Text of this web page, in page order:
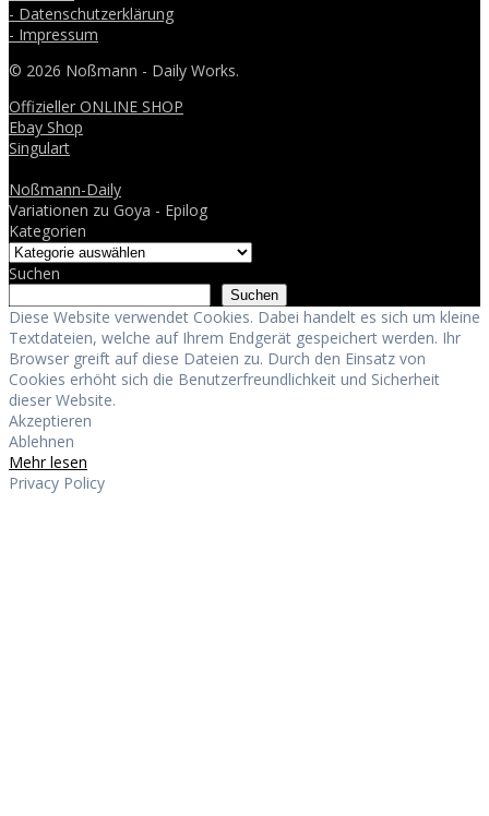
- Datenschutzerklärung
- Impressum
© 2026 Noßmann - Daily Works.
Offizieller ONLINE SHOP
Ebay Shop
Singulart
Noßmann-Daily
Variationen zu Goya - Epilog
Kategorien
Suchen
Suchen
Diese Website verwendet Cookies. Dabei handelt es sich um kleine
Textdateien, welche auf Ihrem Endgerät gespeichert werden. Ihr
Browser greift auf diese Dateien zu. Durch den Einsatz von
Cookies erhöht sich die Benutzerfreundlichkeit und Sicherheit
dieser Website.
Akzeptieren
Ablehnen
Mehr lesen
Privacy Policy